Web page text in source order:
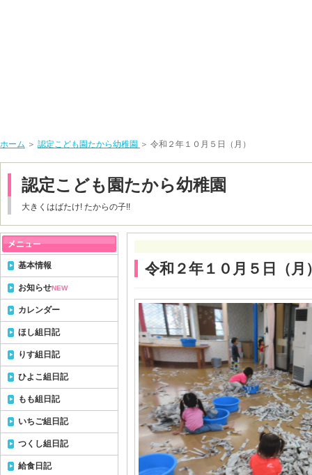
ホーム ＞ 認定こども園たから幼稚園 ＞ 令和２年１０月５日（月）
認定こども園たから幼稚園
大きくはばたけ! たからの子!!
令和２年１０月５日（月
基本情報
お知らせNEW
カレンダー
ほし組日記
りす組日記
ひよこ組日記
もも組日記
いちご組日記
つくし組日記
給食日記